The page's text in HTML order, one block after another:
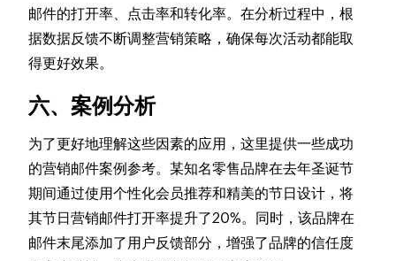
邮件的打开率、点击率和转化率。在分析过程中，根
据数据反馈不断调整营销策略，确保每次活动都能取
得更好效果。
六、案例分析
为了更好地理解这些因素的应用，这里提供一些成功
的营销邮件案例参考。某知名零售品牌在去年圣诞节
期间通过使用个性化会员推荐和精美的节日设计，将
其节日营销邮件打开率提升了20%。同时，该品牌在
邮件末尾添加了用户反馈部分，增强了品牌的信任度